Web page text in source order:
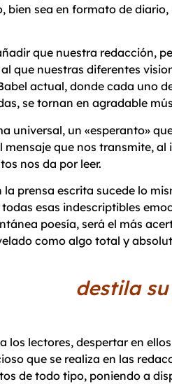
bien sea en formato de diario,
que nuestra redacción,
que nuestras diferentes
actual, donde cada uno
se tornan en agradable
universal, un «esperanto»
que nos transmite, al
nos da por leer.
prensa escrita sucede lo
esas indescriptibles
poesía, será el más
como algo total y
destila su
lectores, despertar en
que se realiza en las
de todo tipo, poniendo a